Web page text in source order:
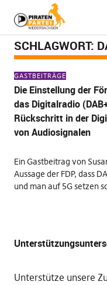
SCHLAGWORT:
GASTBEITRÄGE
Die Einstellung der
das Digitalradio
Rückschritt in der
von Audiosignalen
Ein Gastbeitrag von
Aussage der FDP, dass
und man auf 5G setzen
Unterstütze unsere